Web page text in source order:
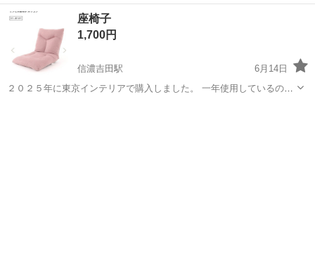
にてご確認下さい。 【実寸約】 幅570mm × 奥行660mm × 高さ
600mm 座面140mm 現在店頭でも販売中です。 販売済みの...
長野 安曇野市 一日市場駅
座椅子
1,700円
信濃吉田駅
6月14日
２０２５年に東京インテリアで購入しました。 一年使用しているので